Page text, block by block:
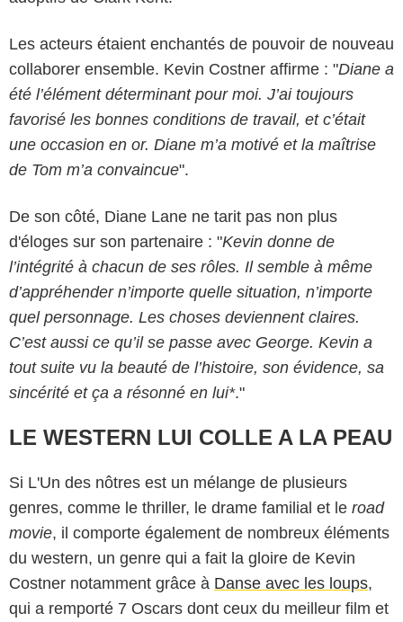
Les acteurs étaient enchantés de pouvoir de nouveau
collaborer ensemble. Kevin Costner affirme : "Diane a
été l’élément déterminant pour moi. J’ai toujours
favorisé les bonnes conditions de travail, et c’était
une occasion en or. Diane m’a motivé et la maîtrise
de Tom m’a convaincue".
De son côté, Diane Lane ne tarit pas non plus
d'éloges sur son partenaire : "Kevin donne de
l’intégrité à chacun de ses rôles. Il semble à même
d’appréhender n’importe quelle situation, n’importe
quel personnage. Les choses deviennent claires.
C’est aussi ce qu’il se passe avec George. Kevin a
tout suite vu la beauté de l’histoire, son évidence, sa
sincérité et ça a résonné en lui*."
LE WESTERN LUI COLLE A LA PEAU
Si L'Un des nôtres est un mélange de plusieurs
genres, comme le thriller, le drame familial et le road
movie, il comporte également de nombreux éléments
du western, un genre qui a fait la gloire de Kevin
Costner notamment grâce à Danse avec les loups,
qui a remporté 7 Oscars dont ceux du meilleur film et